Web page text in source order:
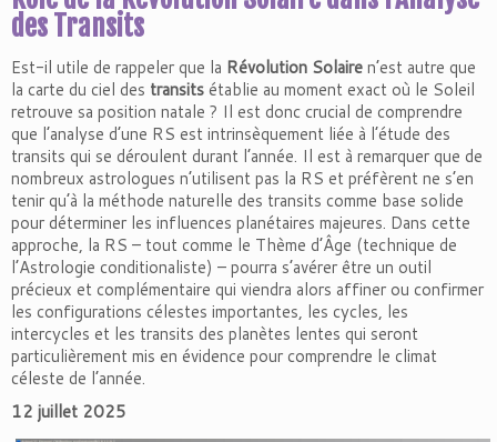
des Transits
Est-il utile de rappeler que la Révolution Solairen’est autre que
la carte du ciel des transitsétablie au moment exact où le Soleil
retrouve sa position natale ? Il est donc crucial de comprendre
que l’analyse d’une RS est intrinsèquement liée à l’étude des
transits qui se déroulent durant l’année. Il est à remarquer que de
nombreux astrologues n’utilisent pas la RS et préfèrent ne s’en
tenir qu’à la méthode naturelle des transits comme base solide
pour déterminer les influences planétaires majeures. Dans cette
approche, la RS – tout comme le Thème d’Âge (technique de
l’Astrologie conditionaliste) – pourra s’avérer être un outil
précieux et complémentaire qui viendra alors affiner ou confirmer
les configurations célestes importantes, les cycles, les
intercycles et les transits des planètes lentes qui seront
particulièrement mis en évidence pour comprendre le climat
céleste de l’année.
12 juillet 2025